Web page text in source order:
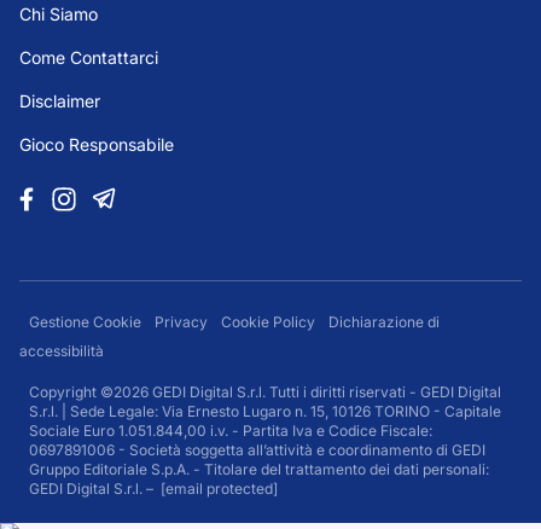
Chi Siamo
Come Contattarci
Disclaimer
Gioco Responsabile
Gestione Cookie Privacy Cookie Policy
Dichiarazione di
accessibilità
Copyright ©2026 GEDI Digital S.r.l. Tutti i diritti riservati - GEDI Digital
S.r.l. | Sede Legale: Via Ernesto Lugaro n. 15, 10126 TORINO - Capitale
Sociale Euro 1.051.844,00 i.v. - Partita Iva e Codice Fiscale:
0697891006 - Società soggetta all’attività e coordinamento di GEDI
Gruppo Editoriale S.p.A. - Titolare del trattamento dei dati personali:
GEDI Digital S.r.l. – [email protected]